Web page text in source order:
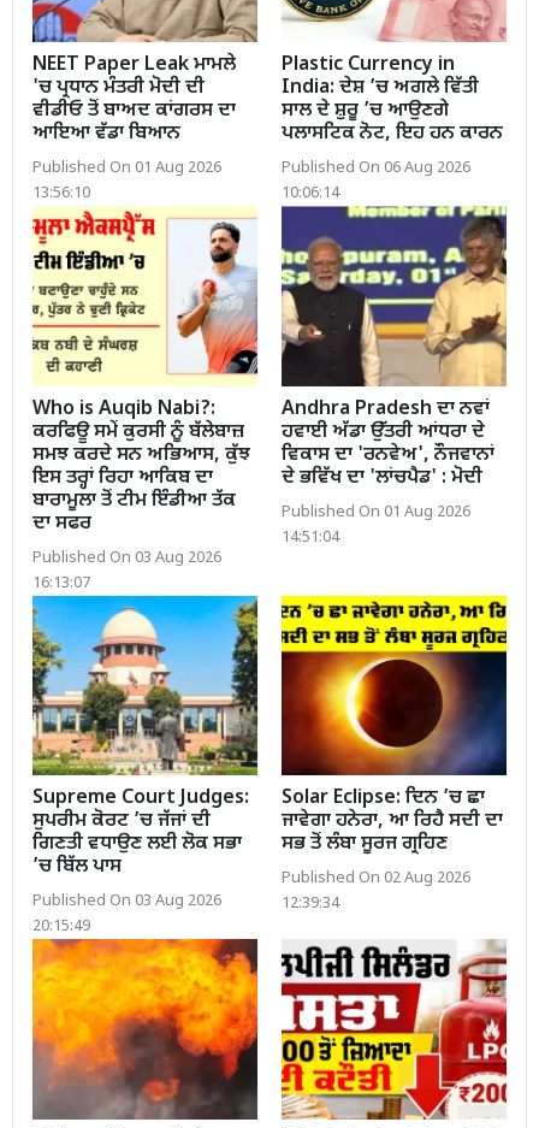
NEET Paper Leak ਮਾਮਲੇ
'ਚ ਪ੍ਰਧਾਨ ਮੰਤਰੀ ਮੋਦੀ ਦੀ
ਵੀਡੀਓ ਤੋਂ ਬਾਅਦ ਕਾਂਗਰਸ ਦਾ
ਆਇਆ ਵੱਡਾ ਬਿਆਨ
Published On 01 Aug 2026
13:56:10
Plastic Currency in
India: ਦੇਸ਼ ’ਚ ਅਗਲੇ ਵਿੱਤੀ
ਸਾਲ ਦੇ ਸ਼ੁਰੂ ’ਚ ਆਉਣਗੇ
ਪਲਾਸਟਿਕ ਨੋਟ, ਇਹ ਹਨ ਕਾਰਨ
Published On 06 Aug 2026
10:06:14
Who is Auqib Nabi?:
ਕਰਫਿਊ ਸਮੇਂ ਕੁਰਸੀ ਨੂੰ ਬੱਲੇਬਾਜ਼
ਸਮਝ ਕਰਦੇ ਸਨ ਅਭਿਆਸ, ਕੁੱਝ
ਇਸ ਤਰ੍ਹਾਂ ਰਿਹਾ ਆਕਿਬ ਦਾ
ਬਾਰਾਮੂਲਾ ਤੋਂ ਟੀਮ ਇੰਡੀਆ ਤੱਕ
ਦਾ ਸਫਰ
Published On 03 Aug 2026
16:13:07
Andhra Pradesh ਦਾ ਨਵਾਂ
ਹਵਾਈ ਅੱਡਾ ਉੱਤਰੀ ਆਂਧਰਾ ਦੇ
ਵਿਕਾਸ ਦਾ 'ਰਨਵੇਅ', ਨੌਜਵਾਨਾਂ
ਦੇ ਭਵਿੱਖ ਦਾ 'ਲਾਂਚਪੈਡ' : ਮੋਦੀ
Published On 01 Aug 2026
14:51:04
Supreme Court Judges:
ਸੁਪਰੀਮ ਕੋਰਟ ’ਚ ਜੱਜਾਂ ਦੀ
ਗਿਣਤੀ ਵਧਾਉਣ ਲਈ ਲੋਕ ਸਭਾ
’ਚ ਬਿੱਲ ਪਾਸ
Published On 03 Aug 2026
20:15:49
Solar Eclipse: ਦਿਨ ’ਚ ਛਾ
ਜਾਵੇਗਾ ਹਨੇਰਾ, ਆ ਰਿਹੈ ਸਦੀ ਦਾ
ਸਭ ਤੋਂ ਲੰਬਾ ਸੂਰਜ ਗ੍ਰਹਿਣ
Published On 02 Aug 2026
12:39:34